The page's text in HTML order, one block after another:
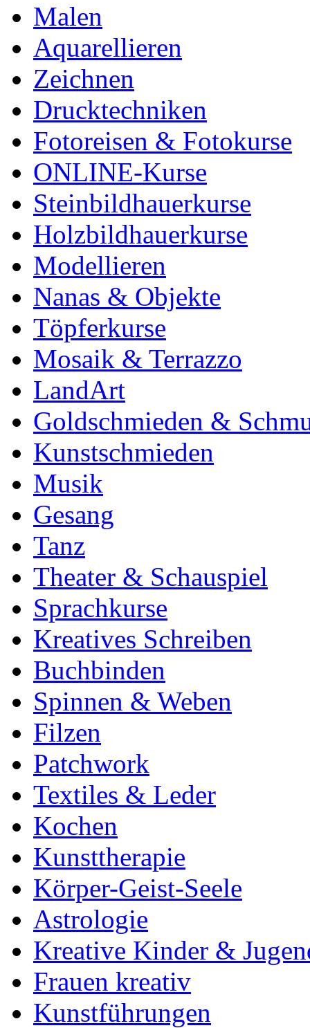
Malen
Aquarellieren
Zeichnen
Drucktechniken
Fotoreisen & Fotokurse
ONLINE-Kurse
Steinbildhauerkurse
Holzbildhauerkurse
Modellieren
Nanas & Objekte
Töpferkurse
Mosaik & Terrazzo
LandArt
Goldschmieden &
Kunstschmieden
Musik
Gesang
Tanz
Theater & Schauspiel
Sprachkurse
Kreatives Schreiben
Buchbinden
Spinnen & Weben
Filzen
Patchwork
Textiles & Leder
Kochen
Kunsttherapie
Körper-Geist-Seele
Astrologie
Kreative Kinder &
Frauen kreativ
Kunstführungen